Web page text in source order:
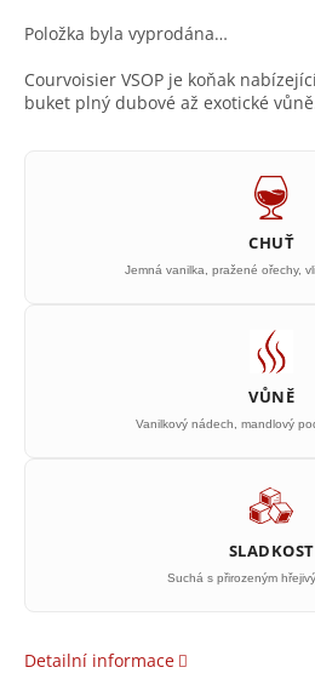
Položka byla vyprodána…
Courvoisier VSOP je koňak
buket plný dubové až exotické
CHUŤ
Jemná vanilka, pražené ořechy,
VŮNĚ
Vanilkový nádech, mandlový
SLADKOST
Suchá s přirozeným
Detailní informace